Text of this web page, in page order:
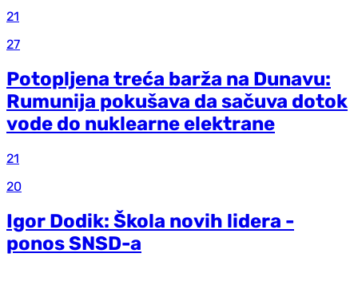
21
27
Potopljena treća barža na Dunavu:
Rumunija pokušava da sačuva dotok
vode do nuklearne elektrane
21
20
Igor Dodik: Škola novih lidera -
ponos SNSD-a